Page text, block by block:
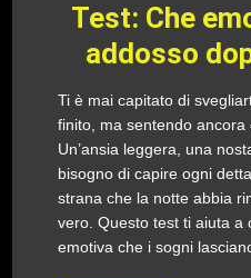
Test: Che
addosso
Ti è mai capitato di
finito, ma sentendo ancora
Un’ansia leggera, una
bisogno di capire ogni
strana che la notte abbia
vero. Questo test ti aiuta a
emotiva che i sogni